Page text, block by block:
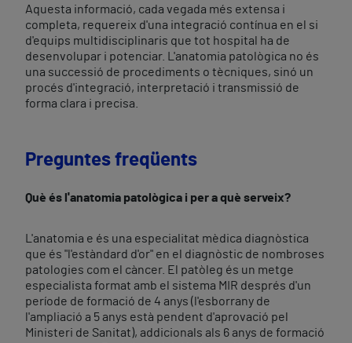
Aquesta informació, cada vegada més extensa i
completa, requereix d'una integració contínua en el si
d'equips multidisciplinaris que tot hospital ha de
desenvolupar i potenciar. L'anatomia patològica no és
una successió de procediments o tècniques, sinó un
procés d'integració, interpretació i transmissió de
forma clara i precisa.
Preguntes freqüents
Què és l'anatomia patològica i per a què serveix?
L'anatomia e és una especialitat mèdica diagnòstica
que és "l'estàndard d'or" en el diagnòstic de nombroses
patologies com el càncer. El patòleg és un metge
especialista format amb el sistema MIR després d'un
període de formació de 4 anys (l'esborrany de
l'ampliació a 5 anys està pendent d'aprovació pel
Ministeri de Sanitat), addicionals als 6 anys de formació